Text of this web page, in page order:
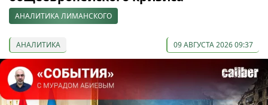
АНАЛИТИКА ЛИМАНСКОГО
АНАЛИТИКА 09 АВГУСТА 2026 09:37